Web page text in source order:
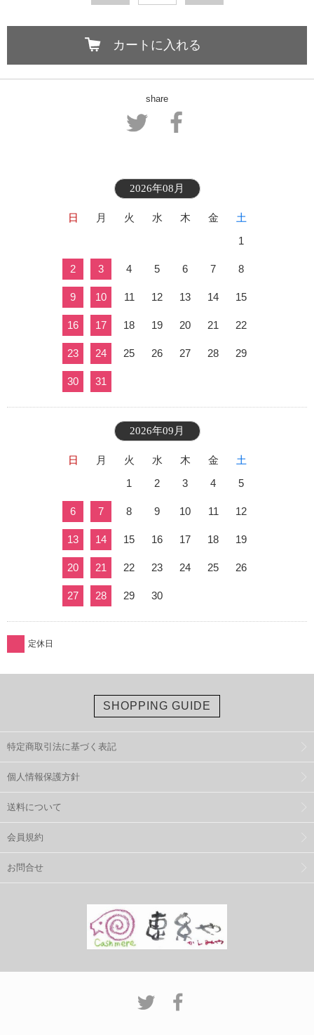
カートに入れる
share
2026年08月
日 月 火 水 木 金
土
1
2 3 4 5 6 7 8
9 10 11 12 13 14 15
16 17 18 19 20 21 22
23 24 25 26 27 28 29
30 31
2026年09月
日 月 火 水 木 金
土
1
2 3 4 5
6 7 8 9 10 11 12
13 14 15 16 17 18 19
20 21 22 23 24 25 26
27 28 29 30
定休日
SHOPPING GUIDE
特定商取引法に基づく表記
個人情報保護方針
送料について
会員規約
お問合せ